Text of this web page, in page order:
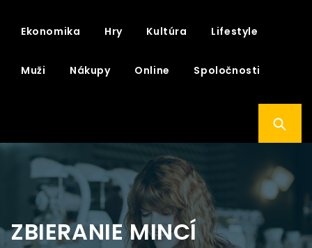
Ekonomika Hry Kultúra Lifestyle
Muži Nákupy Online Spoločnosti
ZBIERANIE MINCÍ